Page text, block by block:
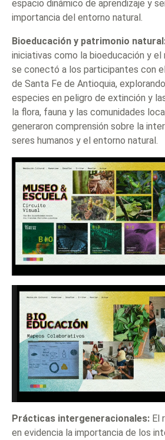
espacio dinámico de aprendizaje y
importancia del entorno natural.
Bioeducación y patrimonio
iniciativas como la bioeducación y
se conectó a los participantes con
de Santa Fe de Antioquia,
especies en peligro de extinción y
la flora, fauna y las comunidades
generaron comprensión sobre la
seres humanos y el entorno natural.
Prácticas intergeneracionales: El
en evidencia la importancia de los